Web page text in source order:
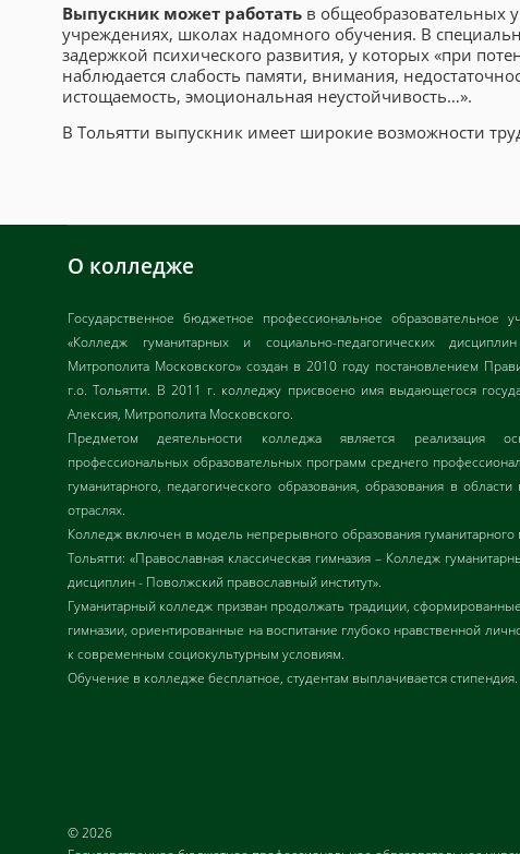
Выпускник может работать в общеобразовательных
учреждениях, школах надомного обучения. В
задержкой психического развития, у которых «при
наблюдается слабость памяти, внимания,
истощаемость, эмоциональная неустойчивость…».
В Тольятти выпускник имеет широкие возможности
О колледже
Государственное бюджетное профессиональное образовательное
«Колледж гуманитарных и социально-педагогических
Митрополита Московского» создан в 2010 году постановлением
г.о. Тольятти. В 2011 г. колледжу присвоено имя выдающегося
Алексия, Митрополита Московского.
Предметом деятельности колледжа является реализация
профессиональных образовательных программ среднего
гуманитарного, педагогического образования, образования в
отраслях.
Колледж включен в модель непрерывного образования гуманитарного
Тольятти: «Православная классическая гимназия – Колледж
дисциплин - Поволжский православный институт».
Гуманитарный колледж призван продолжать традиции,
гимназии, ориентированные на воспитание глубоко нравственной
к современным социокультурным условиям.
Обучение в колледже бесплатное, студентам выплачивается стипендия.
© 2026